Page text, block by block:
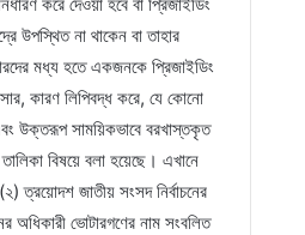
উপস্থিত না থাকেন বা তাহার
মধ্য হতে একজনকে প্রিজাইডিং
কারণ লিপিবদ্ধ করে, যে কোনো
উক্তরূপ সাময়িকভাবে বরখাস্তকৃত
বিষয়ে বলা হয়েছে। এখানে
ত্রয়োদশ জাতীয় সংসদ নির্বাচনের
অধিকারী ভোটারগণের নাম সংবলিত